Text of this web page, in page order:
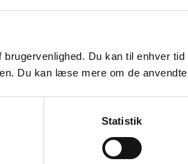
Du kan til enhver
Du kan læse mere om de anvendte
Statistik